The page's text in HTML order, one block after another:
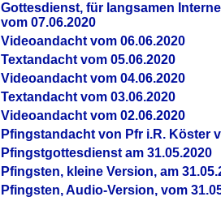
Gottesdienst, für langsamen
vom 07.06.2020
Videoandacht vom 06.06.2020
Textandacht vom 05.06.2020
Videoandacht vom 04.06.2020
Textandacht vom 03.06.2020
Videoandacht vom 02.06.2020
Pfingstandacht von Pfr i.R. Köster
Pfingstgottesdienst am 31.05.2020
Pfingsten, kleine Version, am
Pfingsten, Audio-Version, vom